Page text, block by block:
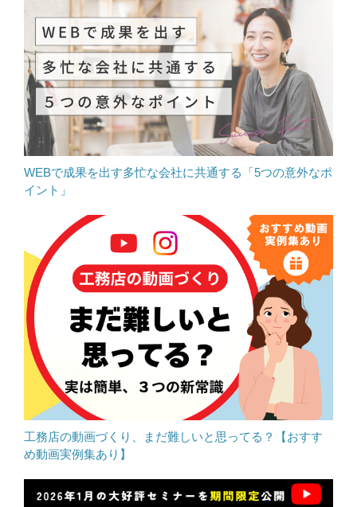
WEBで成果を出す多忙な会社に共通する「5つの意外なポ
イント」
工務店の動画づくり、まだ難しいと思ってる？【おすす
め動画実例集あり】